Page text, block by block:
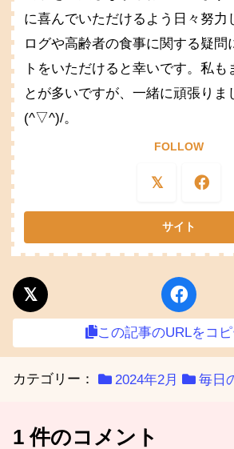
に喜んでいただけるよう日々努力
ログや高齢者の食事に関する疑問
トをいただけると幸いです。私も
とが多いですが、一緒に頑張りま
(^▽^)/。
FOLLOW
この記事のURLをコ
カテゴリー： 2024年2月 毎日
1 件のコメント